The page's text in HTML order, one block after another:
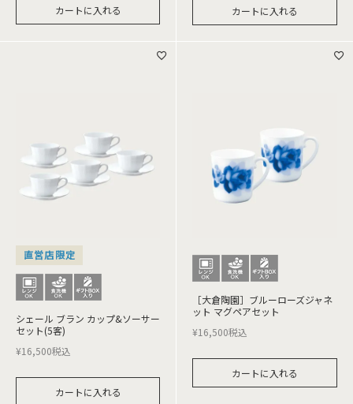
カートに入れる カートに入れる
直営店限定
シェール ブラン カップ&ソーサー
セット(5客)
¥16,500税込
カートに入れる
［大倉陶園］ブルーローズジャネ
ット マグペアセット
¥16,500税込
カートに入れる